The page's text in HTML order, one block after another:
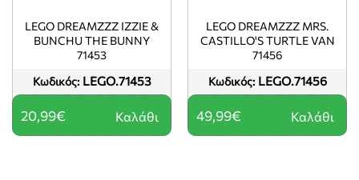
Κωδικός: LEGO.71453
LEGO DREAMZZZ IZZIE &
BUNCHU THE BUNNY
71453
20,99€ Καλάθι
Κωδικός: LEGO.71456
LEGO DREAMZZZ MRS.
CASTILLO'S TURTLE VAN
71456
49,99€ Καλάθι